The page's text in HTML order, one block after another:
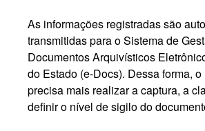
As informações registradas são
transmitidas para o Sistema de
Documentos Arquivísticos
do Estado (e-Docs). Dessa forma,
precisa mais realizar a captura, a
definir o nível de sigilo do